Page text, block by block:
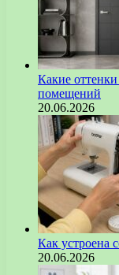
Какие
помещений
20.06.2026
Как устроена
20.06.2026